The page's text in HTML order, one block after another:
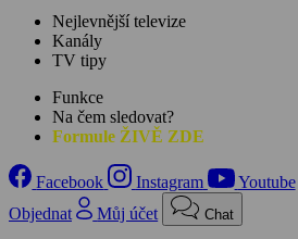
Nejlevnější televize
Kanály
TV tipy
Funkce
Na čem sledovat?
Formule ŽIVĚ ZDE
Facebook Instagram
Youtube
Objednat
Můj účet Chat